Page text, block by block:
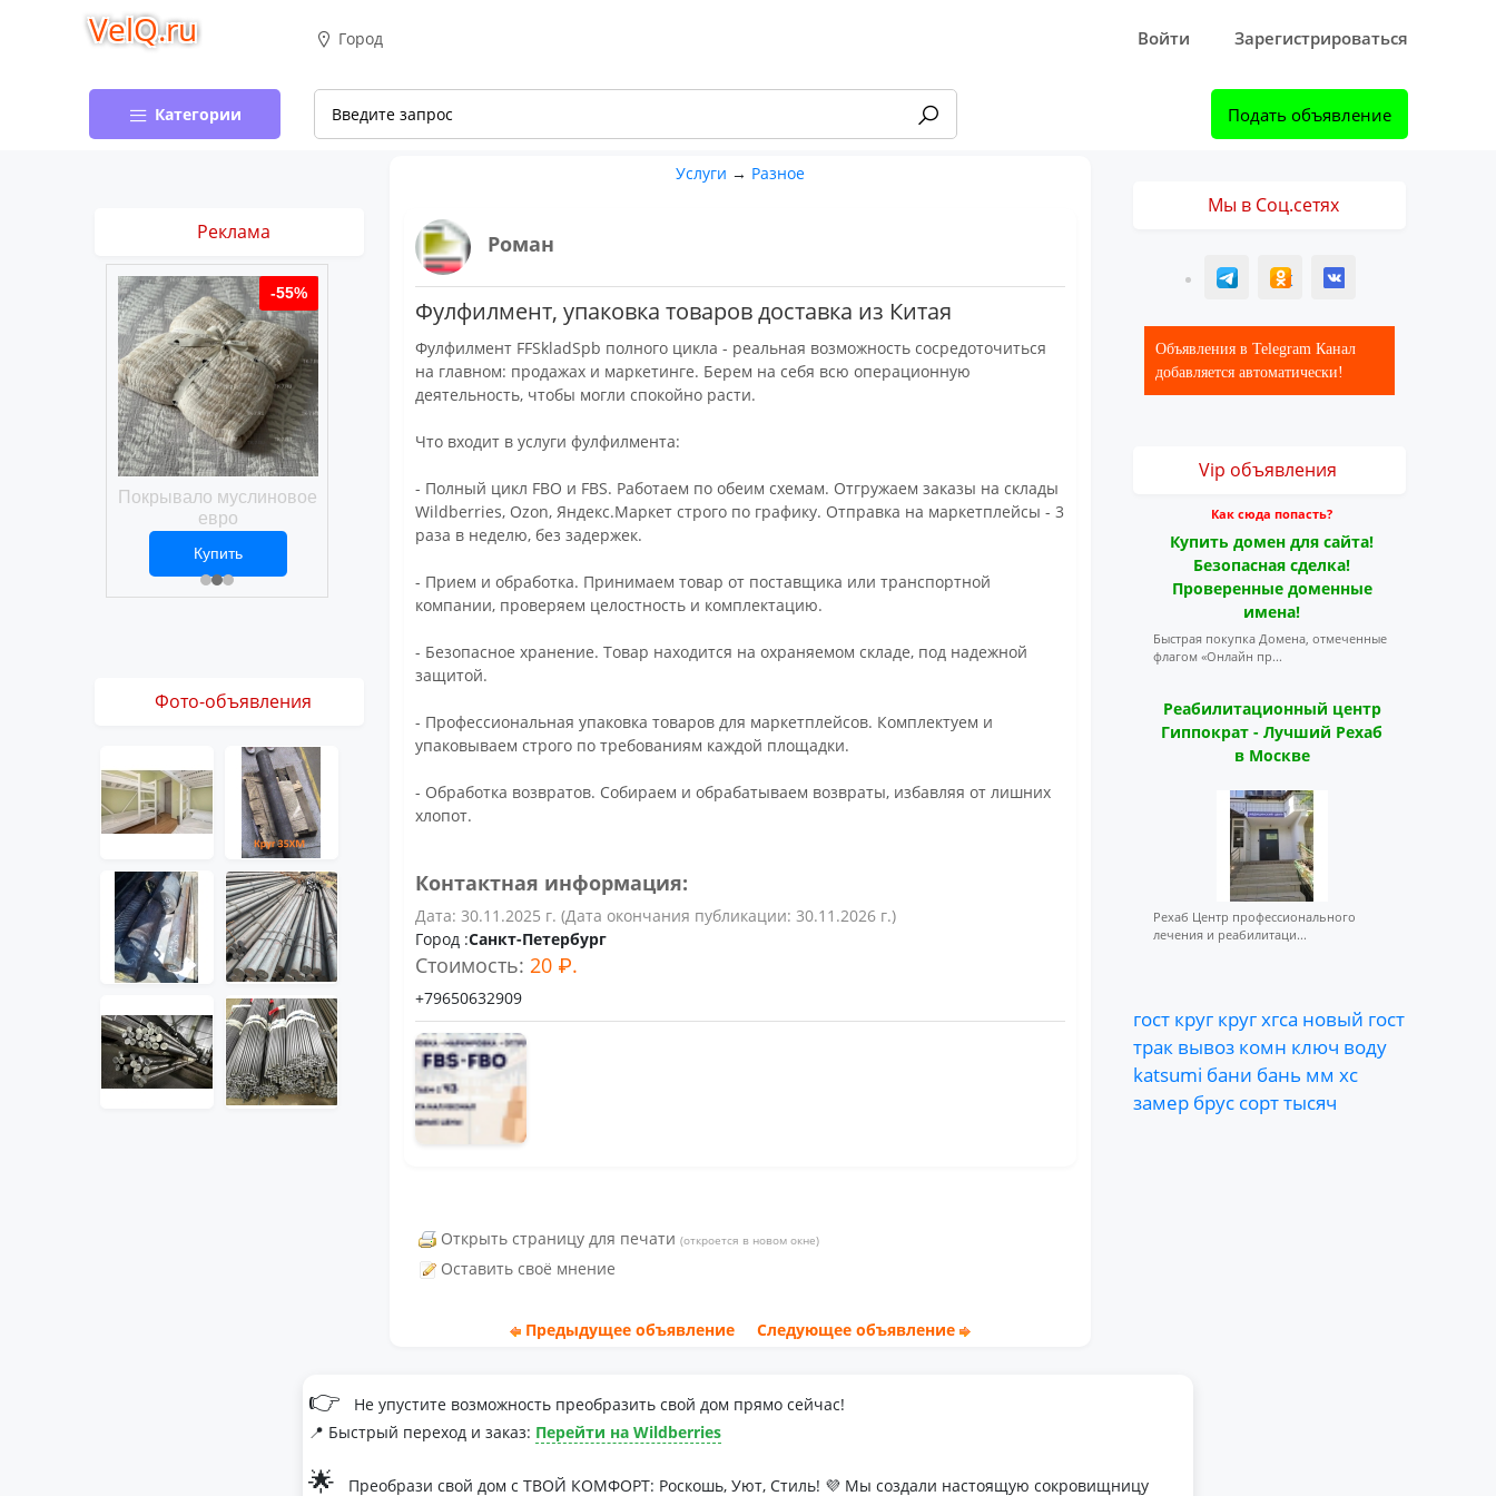
VelQ.ru Город Войти Зарегистрироваться
Категории Подать объявление
Услуги → Разное
Роман
Фулфилмент, упаковка товаров доставка из Китая
Фулфилмент FFSkladSpb полного цикла - реальная возможность сосредоточиться
на главном: продажах и маркетинге. Берем на себя всю операционную
деятельность, чтобы могли спокойно расти.
Что входит в услуги фулфилмента:
- Полный цикл FBO и FBS. Работаем по обеим схемам. Отгружаем заказы на склады
Wildberries, Ozon, Яндекс.Маркет строго по графику. Отправка на маркетплейсы - 3
раза в неделю, без задержек.
- Прием и обработка. Принимаем товар от поставщика или транспортной
компании, проверяем целостность и комплектацию.
- Безопасное хранение. Товар находится на охраняемом складе, под надежной
защитой.
- Профессиональная упаковка товаров для маркетплейсов. Комплектуем и
упаковываем строго по требованиям каждой площадки.
- Обработка возвратов. Собираем и обрабатываем возвраты, избавляя от лишних
хлопот.
Контактная информация:
Дата: 30.11.2025 г. (Дата окончания публикации: 30.11.2026 г.)
Город :Санкт-Петербург
Стоимость:20 ₽.
+79650632909
Открыть страницу для печати (откроется в новом окне)
Оставить своё мнение
Предыдущее объявление Следующее объявление
Реклама
-55%
Покрывало муслиновое
евро
2 469 ₽
Купить
-55%
Покрывало вафельное
Фото-объявления
Мы в Соц.сетях
T ОК ВК
Объявления в Telegram Канал
добавляется автоматически!
Vip объявления
Как сюда попасть?
Купить домен для сайта!
Безопасная сделка!
Проверенные доменные
имена!
Быстрая покупка Домена, отмеченные
флагом «Онлайн пр...
Реабилитационный центр
Гиппократ - Лучший Рехаб
в Москве
Рехаб Центр профессионального
лечения и реабилитаци...
гост круг кругхгса новый гост
трак вывоз комн ключ воду
katsumi бани бань мм хс
замер брус сорттысяч
👉
Не упустите возможность преобразить свой дом прямо сейчас!
📍 Быстрый переход и заказ: Перейти на Wildberries
🌟 Преобрази свой дом с ТВОЙ КОМФОРТ: Роскошь, Уют, Стиль! 💜 Мы создали настоящую сокровищницу